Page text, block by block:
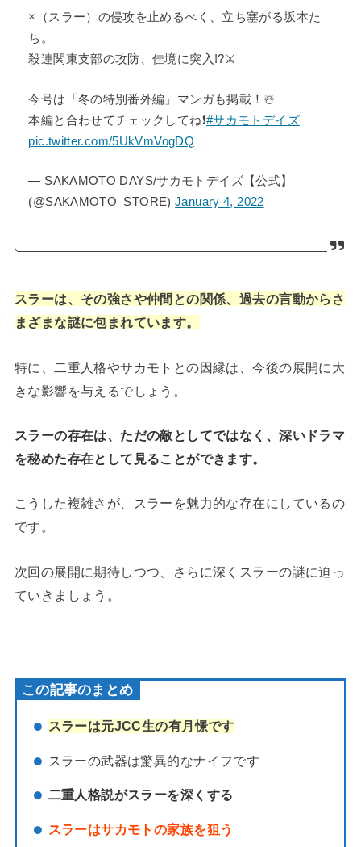
×（スラー）の侵攻を止めるべく、立ち塞がる坂本た
ち。
殺連関東支部の攻防、佳境に突入!?⚔️
今号は「冬の特別番外編」マンガも掲載！☃️
本編と合わせてチェックしてね❗️#サカモトデイズ
pic.twitter.com/5UkVmVogDQ
— SAKAMOTO DAYS/サカモトデイズ【公式】
(@SAKAMOTO_STORE)January 4, 2022
スラーは、その強さや仲間との関係、過去の言動からさ
まざまな謎に包まれています。
特に、二重人格やサカモトとの因縁は、今後の展開に大
きな影響を与えるでしょう。
スラーの存在は、ただの敵としてではなく、深いドラマ
を秘めた存在として見ることができます。
こうした複雑さが、スラーを魅力的な存在にしているの
です。
次回の展開に期待しつつ、さらに深くスラーの謎に迫っ
ていきましょう。
この記事のまとめ
スラーは元JCC生の有月憬です
スラーの武器は驚異的なナイフです
二重人格説がスラーを深くする
スラーはサカモトの家族を狙う